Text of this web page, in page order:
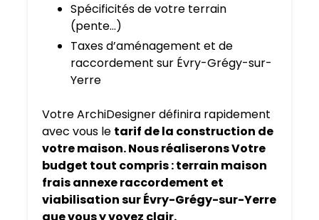
Spécificités de votre terrain
(pente…)
Taxes d’aménagement et de
raccordement sur Évry-Grégy-sur-
Yerre
Votre ArchiDesigner définira rapidement
avec vous le tarif de la construction de
votre maison. Nous réaliserons Votre
budget tout compris : terrain maison
frais annexe raccordement et
viabilisation sur Évry-Grégy-sur-Yerre